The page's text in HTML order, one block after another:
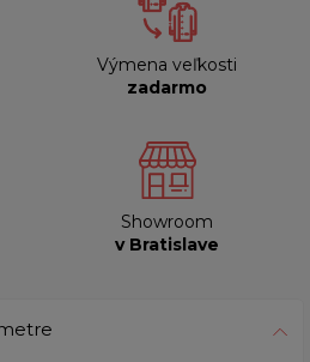
Výmena veľkosti
zadarmo
Showroom
v Bratislave